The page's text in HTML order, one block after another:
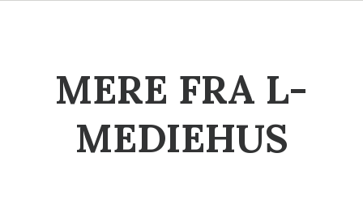
MERE FRA L-
MEDIEHUS